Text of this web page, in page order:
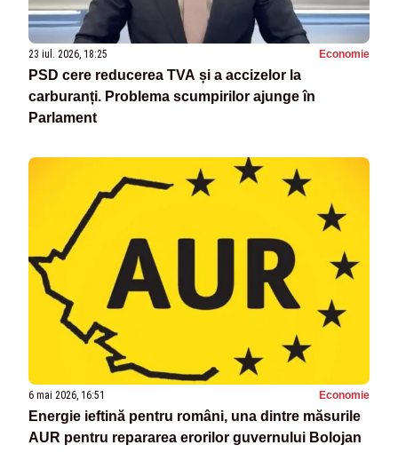
23 iul. 2026, 18:25 Economie
PSD cere reducerea TVA și a accizelor la
carburanți. Problema scumpirilor ajunge în
Parlament
6 mai 2026, 16:51 Economie
Energie ieftină pentru români, una dintre măsurile
AUR pentru repararea erorilor guvernului Bolojan